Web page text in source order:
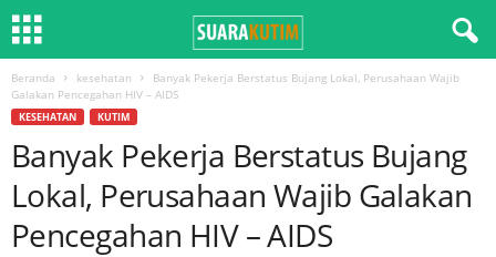
Beranda kesehatan
Banyak Pekerja Berstatus Bujang Lokal, Perusahaan Wajib
Galakan Pencegahan HIV – AIDS
KESEHATAN KUTIM
Banyak Pekerja Berstatus Bujang
Lokal, Perusahaan Wajib Galakan
Pencegahan HIV – AIDS